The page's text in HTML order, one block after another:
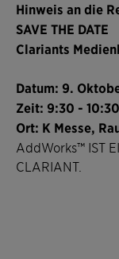
Hinweis an die
SAVE THE DATE
Clariants
Datum: 9.
Zeit: 9:30 -
Ort: K Messe,
AddWorks™ IST
CLARIANT.